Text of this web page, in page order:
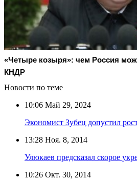
«Четыре козыря»: чем Россия
КНДР
Новости по теме
10:06 Май 29, 2024
Экономист Зубец допустил
13:28 Ноя. 8, 2014
Улюкаев предсказал скорое
10:26 Окт. 30, 2014